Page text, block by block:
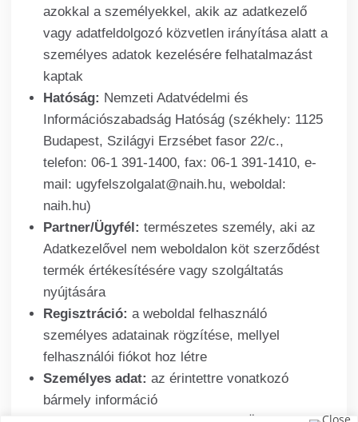
azokkal a személyekkel, akik az adatkezelő
vagy adatfeldolgozó közvetlen irányítása alatt a
személyes adatok kezelésére felhatalmazást
kaptak
Hatóság: Nemzeti Adatvédelmi és
Információszabadság Hatóság (székhely: 1125
Budapest, Szilágyi Erzsébet fasor 22/c.,
telefon: 06-1 391-1400, fax: 06-1 391-1410, e-
mail: ugyfelszolgalat@naih.hu, weboldal:
naih.hu)
Partner/Ügyfél: természetes személy, aki az
Adatkezelővel nem weboldalon köt szerződést
termék értékesítésére vagy szolgáltatás
nyújtására
Regisztráció: a weboldal felhasználó
személyes adatainak rögzítése, mellyel
felhasználói fiókot hoz létre
Személyes adat: az érintettre vonatkozó
bármely információ